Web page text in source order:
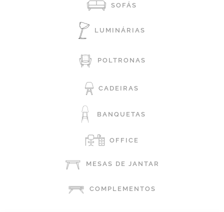
SOFÁS
LUMINÁRIAS
POLTRONAS
CADEIRAS
BANQUETAS
OFFICE
MESAS DE JANTAR
COMPLEMENTOS